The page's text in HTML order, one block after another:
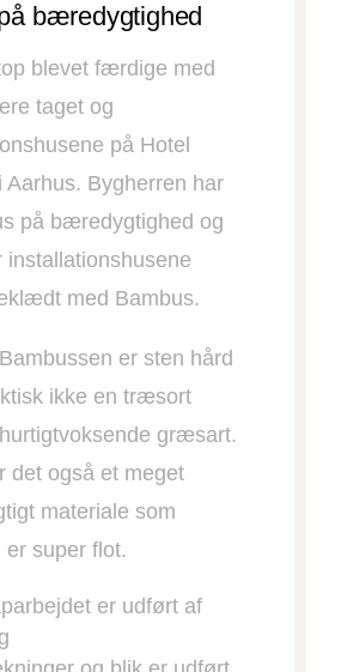
bæredygtighed
blevet færdige med
taget og
på Hotel
Aarhus. Bygherren har
på bæredygtighed og
installationshusene
med Bambus.
er sten hård
ikke en træsort
græsart.
det også et meget
materiale som
er super flot.
er udført af